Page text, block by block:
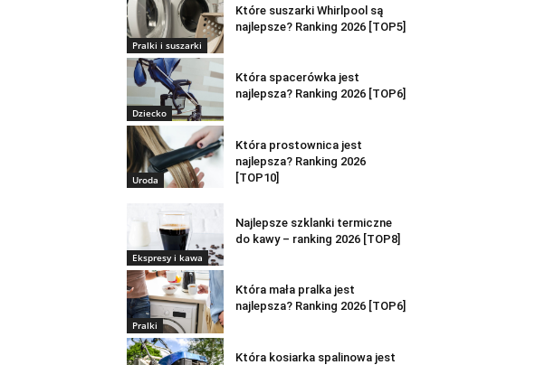
Pralki i suszarki
Które suszarki Whirlpool są
najlepsze? Ranking 2026 [TOP5]
Dziecko
Która spacerówka jest
najlepsza? Ranking 2026 [TOP6]
Uroda
Która prostownica jest
najlepsza? Ranking 2026
[TOP10]
Ekspresy i kawa
Najlepsze szklanki termiczne
do kawy – ranking 2026 [TOP8]
Pralki
Która mała pralka jest
najlepsza? Ranking 2026 [TOP6]
Która kosiarka spalinowa jest